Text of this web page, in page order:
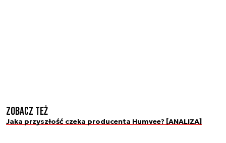
Zobacz też
Jaka przyszłość czeka producenta Humvee? [ANALIZA]